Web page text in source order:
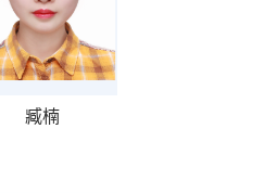
臧楠